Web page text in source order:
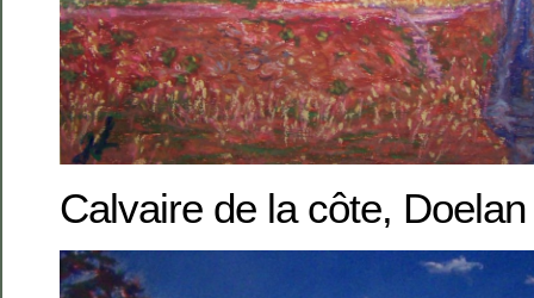
Calvaire de la côte,